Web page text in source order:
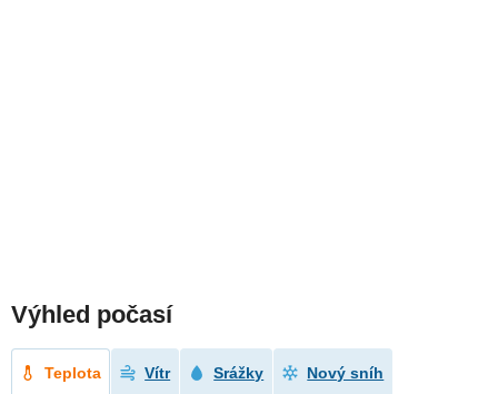
Výhled počasí
Teplota Vítr Srážky Nový sníh